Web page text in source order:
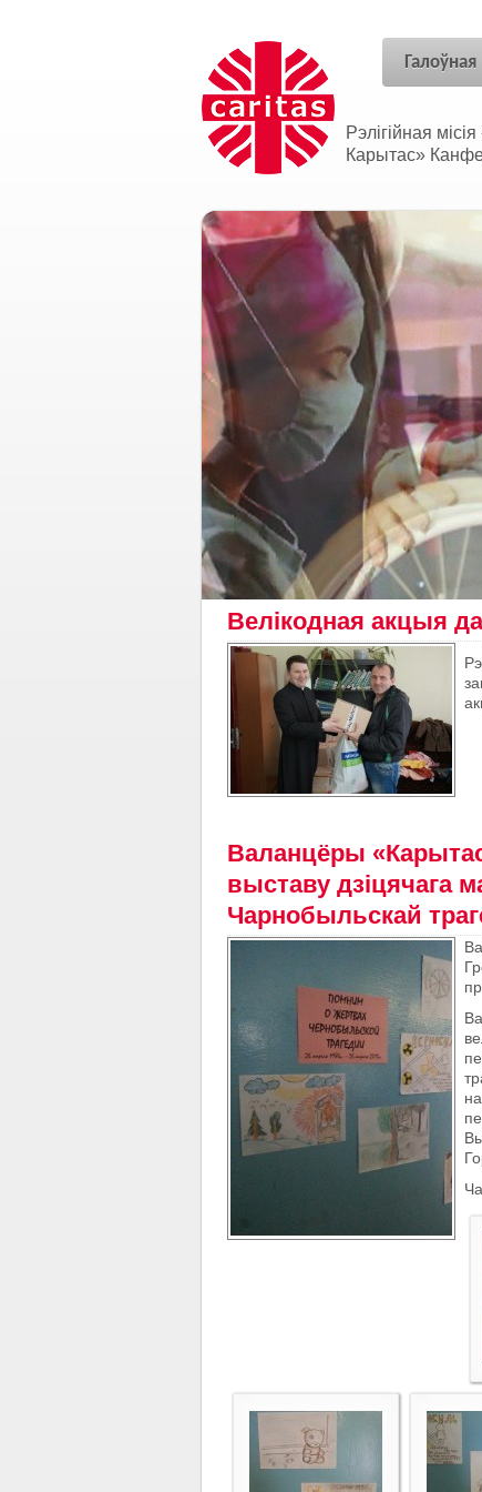
Галоўная
Рэлігійная
Карытас»
Велікодная акцыя
Валанцёры
выставу дзіцячага
Чарнобыльскай